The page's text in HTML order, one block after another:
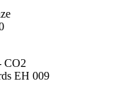
CO2
EH 009